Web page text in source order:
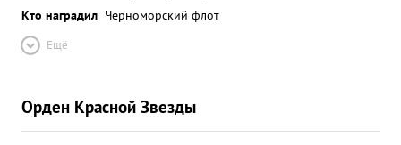
Кто наградил Черноморский флот
Ещё
Орден Красной Звезды